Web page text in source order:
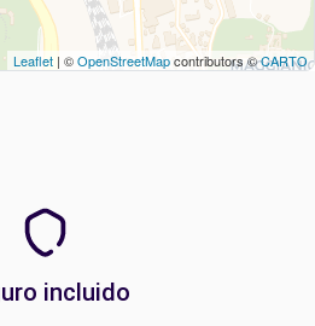
Leaflet | ©OpenStreetMapcontributors ©CARTO
incluido